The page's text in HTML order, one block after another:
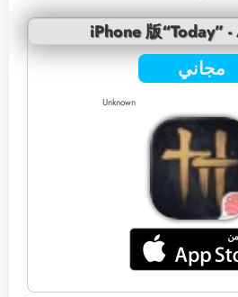
iPhone 版“Today”
مجاني
Unknown